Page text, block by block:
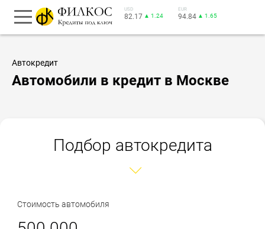
USD
82.17 ▲ 1.24
EUR
94.84 ▲ 1.65
Автокредит
Автомобили в кредит в Москве
Подбор автокредита
Стоимость автомобиля